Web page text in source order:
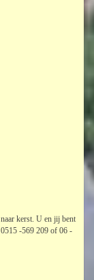
kerst. U en jij bent
-569 209 of 06 -